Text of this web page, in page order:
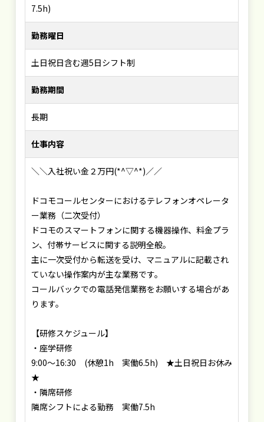
7.5h)
勤務曜日
土日祝日含む週5日シフト制
勤務期間
長期
仕事内容
＼＼入社祝い金２万円(*^▽^*)／／
ドコモコールセンターにおけるテレフォンオペレータ
ー業務（二次受付）
ドコモのスマートフォンに関する機器操作、料金プラ
ン、付帯サービスに関する説明全般。
主に一次受付から転送を受け、マニュアルに記載され
ていない操作案内が主な業務です。
コールバックでの電話発信業務をお願いする場合があ
ります。
【研修スケジュール】
・座学研修
9:00～16:30 (休憩1h 実働6.5h) ★土日祝日お休み
★
・隣席研修
隣席シフトによる勤務 実働7.5h